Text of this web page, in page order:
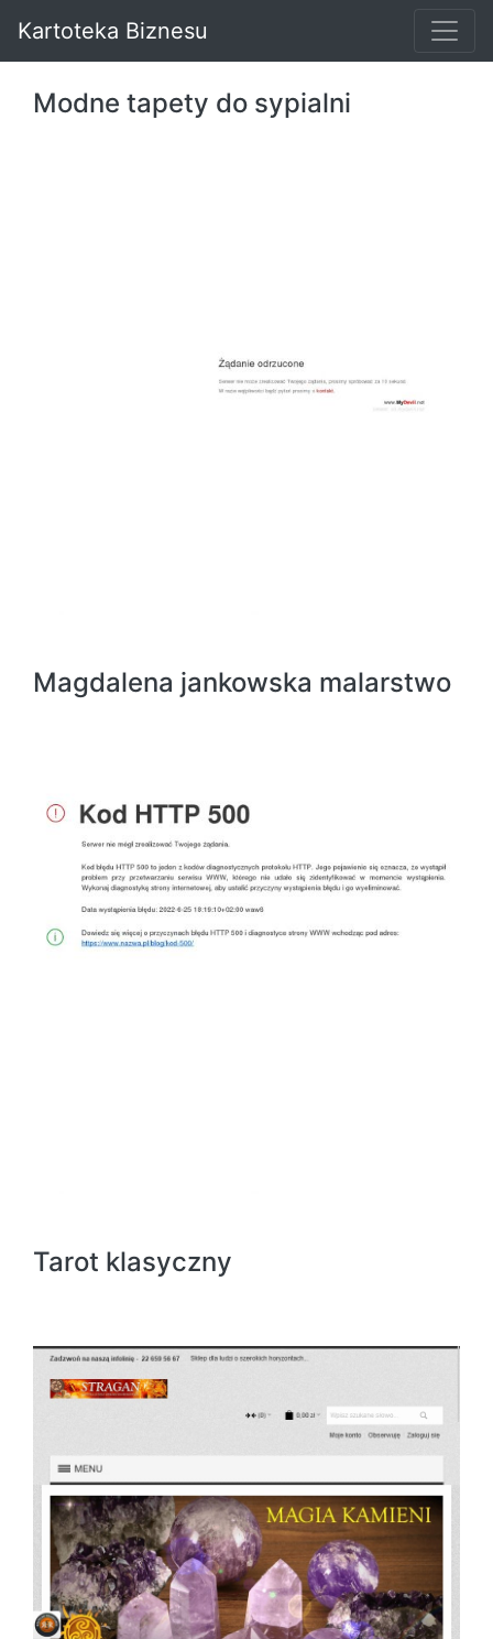
Kartoteka Biznesu
Modne tapety do sypialni
Magdalena jankowska malarstwo
Tarot klasyczny